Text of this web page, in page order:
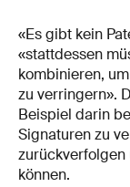
«Es gibt kein
«stattdessen
kombinieren,
zu verringern».
Beispiel darin
Signaturen zu
können.